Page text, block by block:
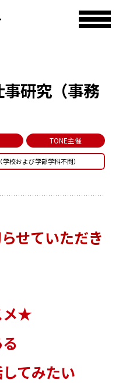
TONE主催
研究（事務
校および学部学科不問）
せていただき
メ★
てみたい